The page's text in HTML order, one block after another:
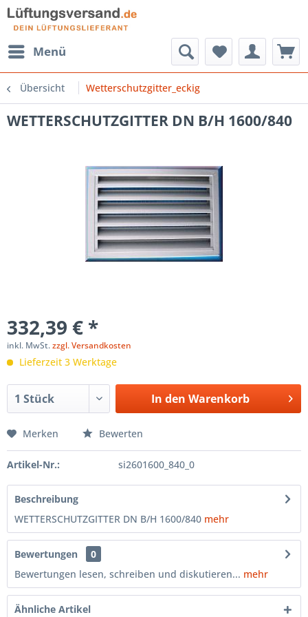
Menü
Übersicht Wetterschutzgitter_eckig
WETTERSCHUTZGITTER DN B/H 1600/840
332,39 € *
inkl. MwSt.zzgl. Versandkosten
Lieferzeit 3 Werktage
In den Warenkorb
Merken Bewerten
Artikel-Nr.: si2601600_840_0
Beschreibung
WETTERSCHUTZGITTER DN B/H 1600/840 mehr
Bewertungen
0
Bewertungen lesen, schreiben und diskutieren... mehr
Ähnliche Artikel